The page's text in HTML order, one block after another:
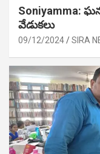
Soniyamma:
వేడుక‌లు
09/12/2024 SIRA